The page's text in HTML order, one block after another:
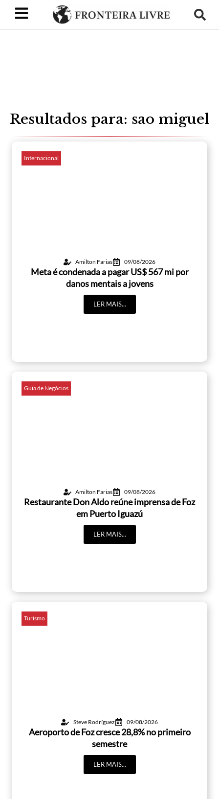
Resultados para: sao miguel
Internacional
Amilton Farias 09/08/2026
Meta é condenada a pagar US$ 567 mi por
danos mentais a jovens
LER MAIS...
Guia de Negócios
Amilton Farias 09/08/2026
Restaurante Don Aldo reúne imprensa de Foz
em Puerto Iguazú
LER MAIS...
Turismo
Steve Rodríguez 09/08/2026
Aeroporto de Foz cresce 28,8% no primeiro
semestre
LER MAIS...